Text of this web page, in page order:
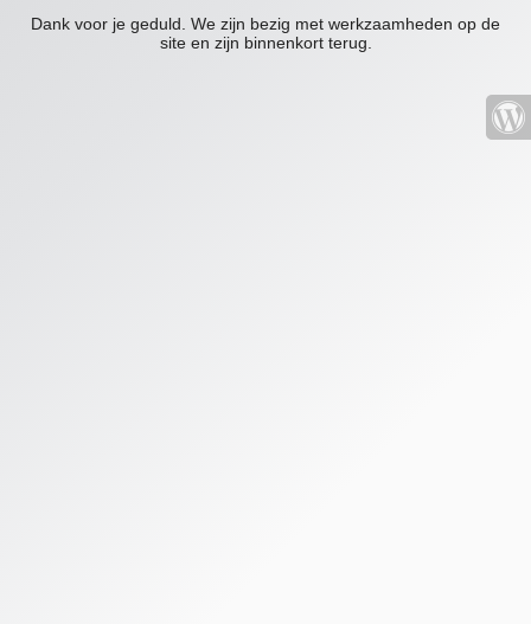
Dank voor je geduld. We zijn bezig met werkzaamheden op de
site en zijn binnenkort terug.